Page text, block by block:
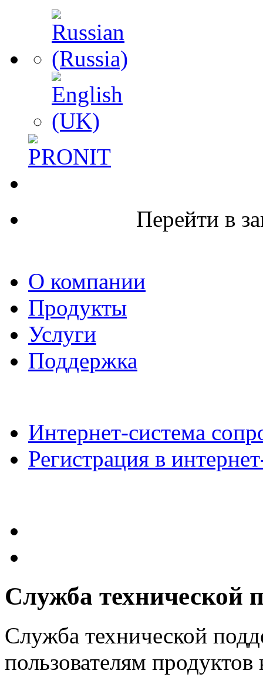
Перейти в
О компании
Продукты
Услуги
Поддержка
Интернет-система
Регистрация в
Служба технической
Служба технической
пользователям